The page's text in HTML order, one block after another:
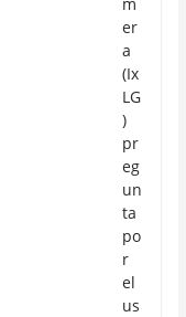
er
a
(Ix
LG
)
pr
eg
un
ta
po
r
el
us